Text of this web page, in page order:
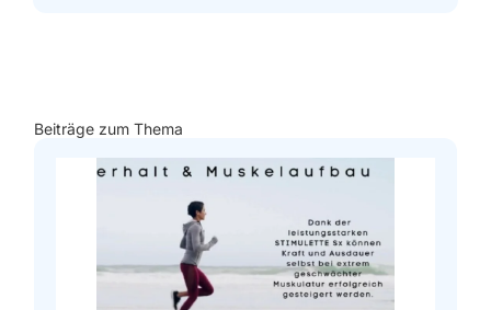
Beiträge zum Thema